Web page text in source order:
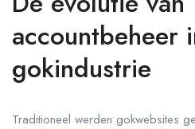
accountbeheer
gokindustrie
Traditioneel werden gokwebsites